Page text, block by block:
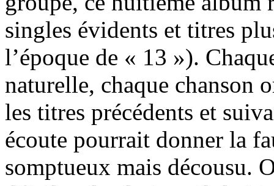
singles évidents et titres
l’époque de « 13 »).
naturelle, chaque chanson
les titres précédents et
écoute pourrait donner la
somptueux mais décousu.